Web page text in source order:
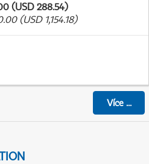
(USD 288.54)
(USD 1,154.18)
Více...